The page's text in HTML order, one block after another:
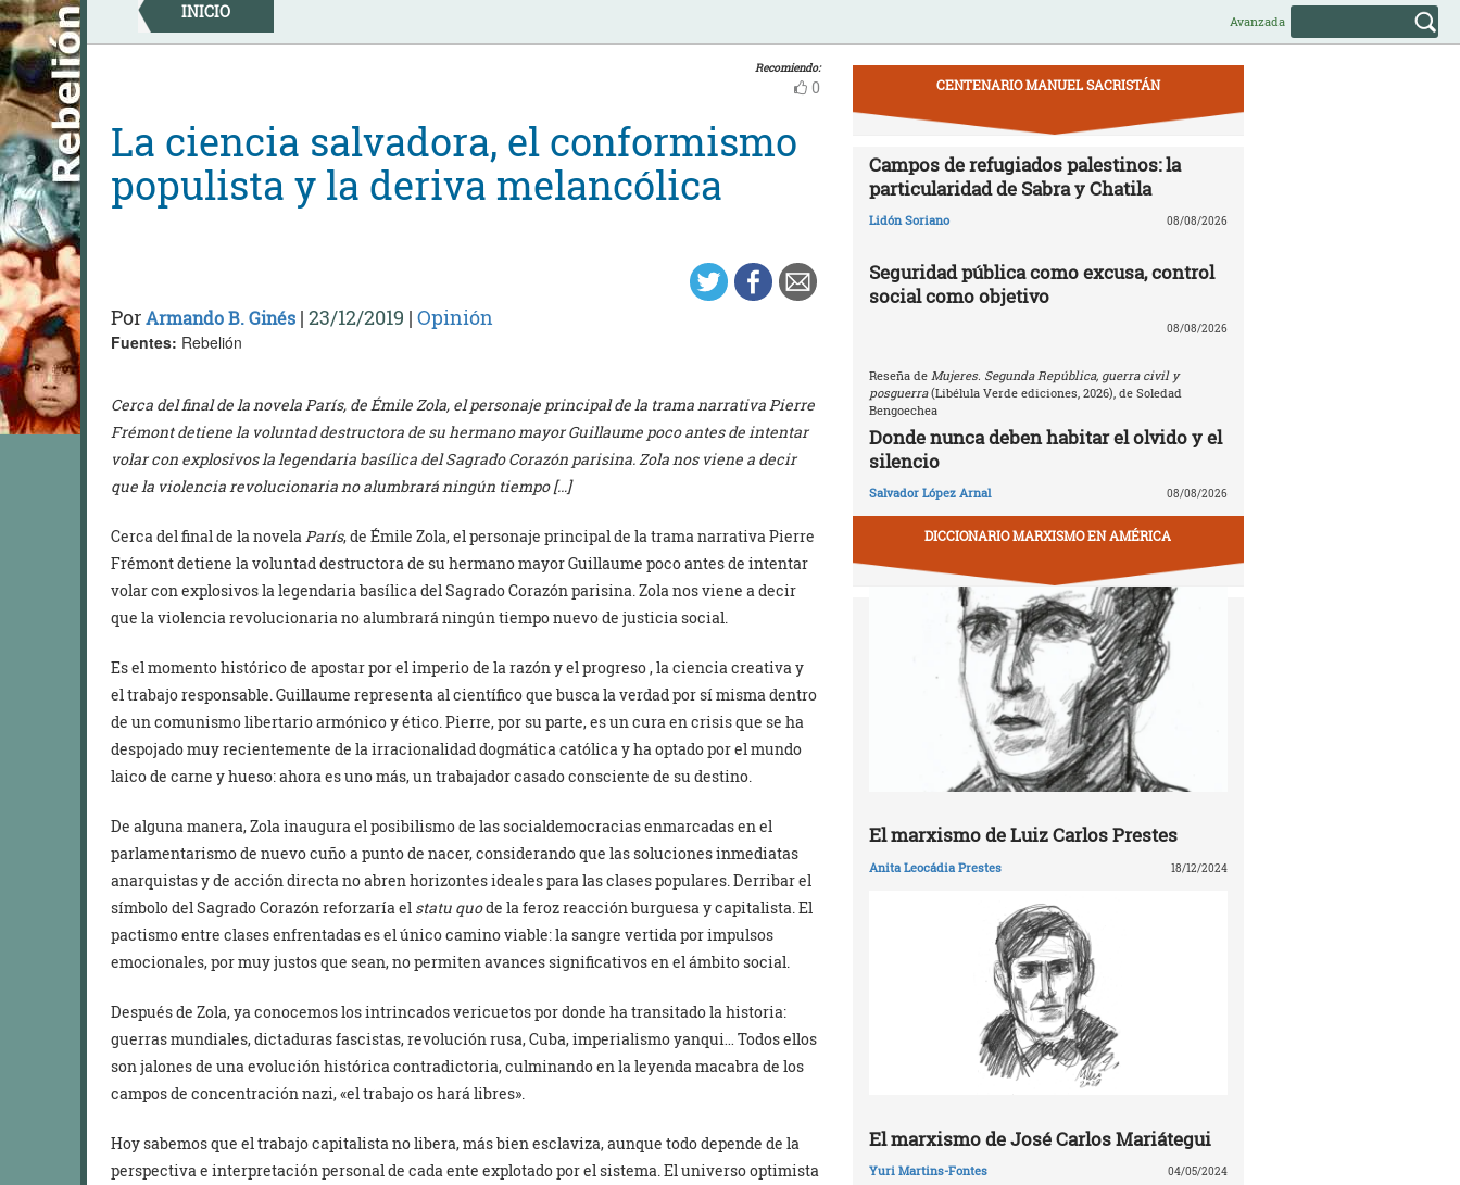
Skip
to
content
INICIO Avanzada
Recomiendo:
0
La ciencia salvadora, el conformismo
populista y la deriva melancólica
PorArmando B. Ginés | 23/12/2019 | Opinión
Fuentes: Rebelión
Cerca del final de la novela París, de Émile Zola, el personaje principal de la trama narrativa Pierre
Frémont detiene la voluntad destructora de su hermano mayor Guillaume poco antes de intentar
volar con explosivos la legendaria basílica del Sagrado Corazón parisina. Zola nos viene a decir
que la violencia revolucionaria no alumbrará ningún tiempo […]
Cerca del final de la novelaParís, de Émile Zola, el personaje principal de la trama narrativa Pierre
Frémont detiene la voluntad destructora de su hermano mayor Guillaume poco antes de intentar
volar con explosivos la legendaria basílica del Sagrado Corazón parisina. Zola nos viene a decir
que la violencia revolucionaria no alumbrará ningún tiempo nuevo de justicia social.
Es el momento histórico de apostar por el imperio de la razón y el progreso , la ciencia creativa y
el trabajo responsable. Guillaume representa al científico que busca la verdad por sí misma dentro
de un comunismo libertario armónico y ético. Pierre, por su parte, es un cura en crisis que se ha
despojado muy recientemente de la irracionalidad dogmática católica y ha optado por el mundo
laico de carne y hueso: ahora es uno más, un trabajador casado consciente de su destino.
De alguna manera, Zola inaugura el posibilismo de las socialdemocracias enmarcadas en el
parlamentarismo de nuevo cuño a punto de nacer, considerando que las soluciones inmediatas
anarquistas y de acción directa no abren horizontes ideales para las clases populares. Derribar el
símbolo del Sagrado Corazón reforzaría el statu quode la feroz reacción burguesa y capitalista. El
pactismo entre clases enfrentadas es el único camino viable: la sangre vertida por impulsos
emocionales, por muy justos que sean, no permiten avances significativos en el ámbito social.
Después de Zola, ya conocemos los intrincados vericuetos por donde ha transitado la historia:
guerras mundiales, dictaduras fascistas, revolución rusa, Cuba, imperialismo yanqui… Todos ellos
son jalones de una evolución histórica contradictoria, culminando en la leyenda macabra de los
campos de concentración nazi, «el trabajo os hará libres».
Hoy sabemos que el trabajo capitalista no libera, más bien esclaviza, aunque todo depende de la
perspectiva e interpretación personal de cada ente explotado por el sistema. El universo optimista
CENTENARIO MANUEL SACRISTÁN
Campos de refugiados palestinos: la
particularidad de Sabra y Chatila
Lidón Soriano 08/08/2026
Seguridad pública como excusa, control
social como objetivo
08/08/2026
Reseña de Mujeres. Segunda República, guerra civil y
posguerra(Libélula Verde ediciones, 2026), de Soledad
Bengoechea
Donde nunca deben habitar el olvido y el
silencio
Salvador López Arnal 08/08/2026
DICCIONARIO MARXISMO EN AMÉRICA
El marxismo de Luiz Carlos Prestes
Anita Leocádia Prestes 18/12/2024
El marxismo de José Carlos Mariátegui
Yuri Martins-Fontes 04/05/2024